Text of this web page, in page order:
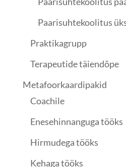
Paarisuhtekoolitus
Praktikagrupp
Terapeutide täiendõpe
Metafoorkaardipakid
Coachile
Enesehinnanguga tööks
Hirmudega tööks
Kehaga tööks